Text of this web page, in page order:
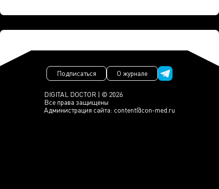
DIGITAL DOCTOR | © 2026
Все права защищены
Администрация сайта: content@con-med.ru
Подписаться О журнале